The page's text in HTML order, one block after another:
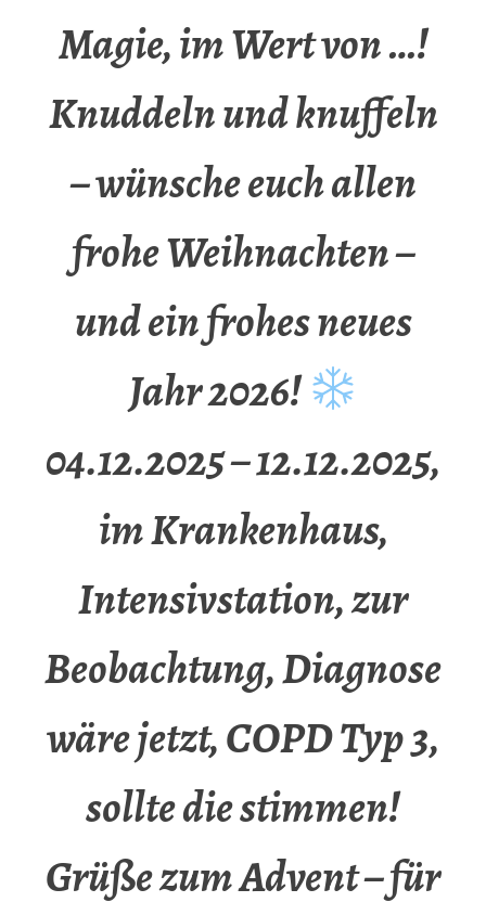
Magie, im Wert von …!
Knuddeln und knuffeln
– wünsche euch allen
frohe Weihnachten –
und ein frohes neues
Jahr 2026!
04.12.2025 – 12.12.2025,
im Krankenhaus,
Intensivstation, zur
Beobachtung, Diagnose
wäre jetzt, COPD Typ 3,
sollte die stimmen!
Grüße zum Advent – für